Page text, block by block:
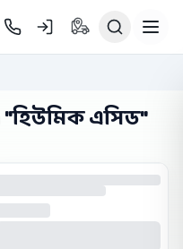
হিউমিক এসিড"